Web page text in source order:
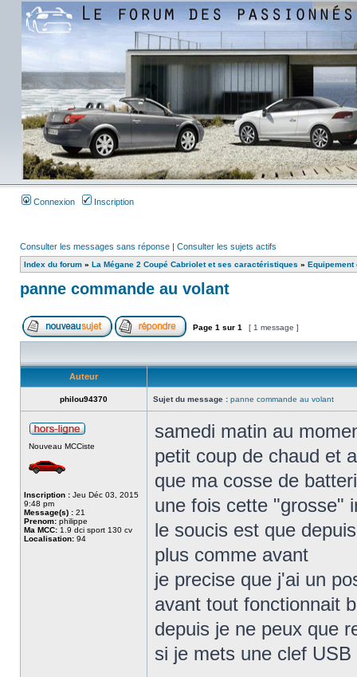
Connexion Inscription
Consulter les messages sans réponse | Consulter les sujets actifs
Index du forum » La Mégane 2 Coupé Cabriolet et ses caractéristiques » Equipement
panne commande au volant
Page 1 sur 1 [ 1 message ]
Auteur
philou94370 Sujet du message : panne commande au volant
Nouveau MCCiste
Inscription : Jeu Déc 03, 2015
9:48 pm
Message(s) : 21
Prenom: philippe
Ma MCC: 1.9 dci sport 130 cv
Localisation: 94
samedi matin au
petit coup de chaud et
que ma cosse de
une fois cette "grosse"
le soucis est que
plus comme avant
je precise que j'ai un
avant tout fonctionnait
depuis je ne peux que
si je mets une clef